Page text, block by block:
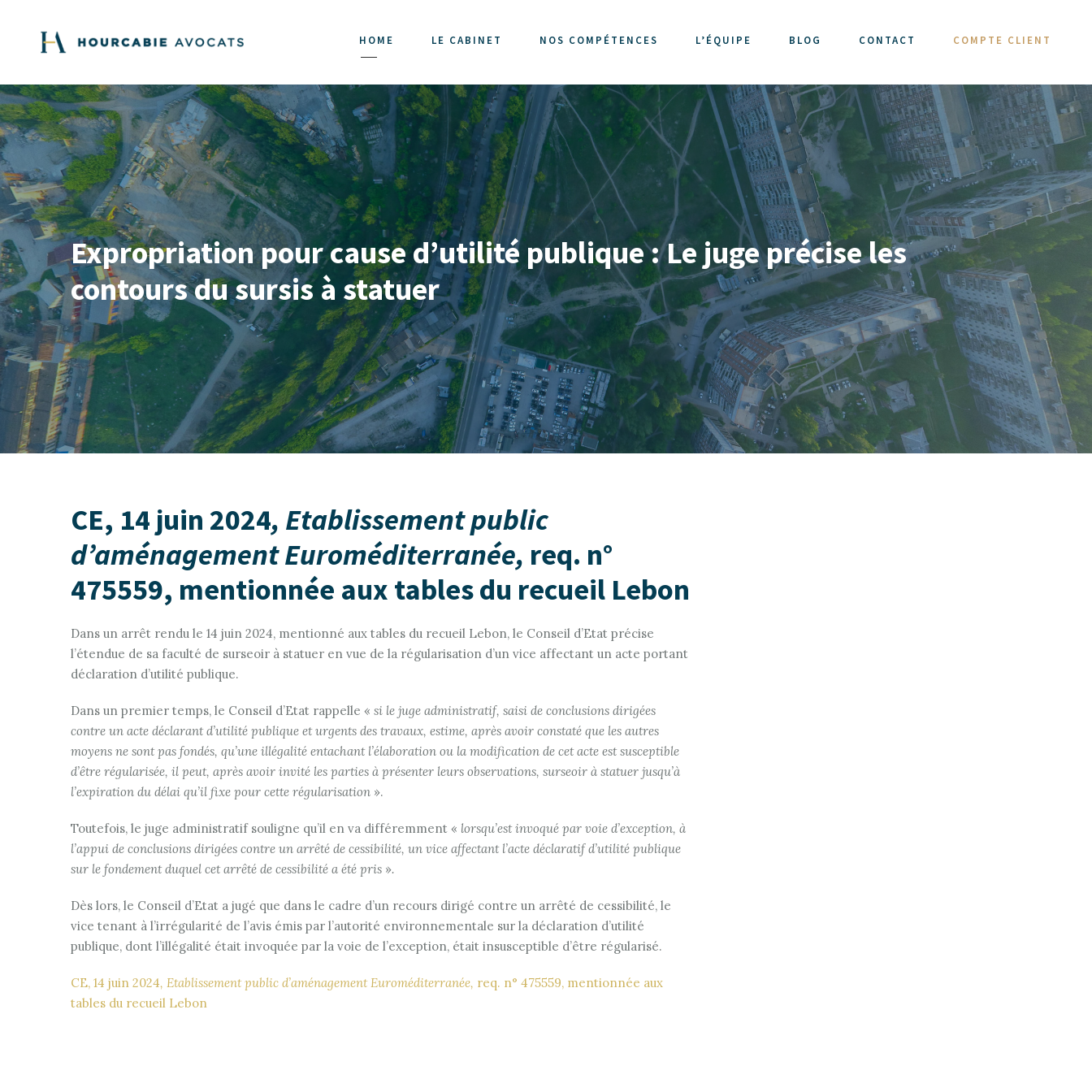
HOME LE CABINET NOS COMPÉTENCES L’ÉQUIPE BLOG CONTACT COMPTE CLIENT
Expropriation pour cause d’utilité publique : Le juge précise les
contours du sursis à statuer
CE, 14 juin 2024, Etablissement public
d’aménagement Euroméditerranée, req. n°
475559, mentionnée aux tables du recueil Lebon
Dans un arrêt rendu le 14 juin 2024, mentionné aux tables du recueil Lebon, le Conseil d’Etat précise
l’étendue de sa faculté de surseoir à statuer en vue de la régularisation d’un vice affectant un acte portant
déclaration d’utilité publique.
Dans un premier temps, le Conseil d’Etat rappelle « si le juge administratif, saisi de conclusions dirigées
contre un acte déclarant d’utilité publique et urgents des travaux, estime, après avoir constaté que les autres
moyens ne sont pas fondés, qu’une illégalité entachant l’élaboration ou la modification de cet acte est susceptible
d’être régularisée, il peut, après avoir invité les parties à présenter leurs observations, surseoir à statuer jusqu’à
l’expiration du délai qu’il fixe pour cette régularisation ».
Toutefois, le juge administratif souligne qu’il en va différemment « lorsqu’est invoqué par voie d’exception, à
l’appui de conclusions dirigées contre un arrêté de cessibilité, un vice affectant l’acte déclaratif d’utilité publique
sur le fondement duquel cet arrêté de cessibilité a été pris ».
Dès lors, le Conseil d’Etat a jugé que dans le cadre d’un recours dirigé contre un arrêté de cessibilité, le
vice tenant à l’irrégularité de l’avis émis par l’autorité environnementale sur la déclaration d’utilité
publique, dont l’illégalité était invoquée par la voie de l’exception, était insusceptible d’être régularisé.
CE, 14 juin 2024, Etablissement public d’aménagement Euroméditerranée, req. n° 475559, mentionnée aux
tables du recueil Lebon